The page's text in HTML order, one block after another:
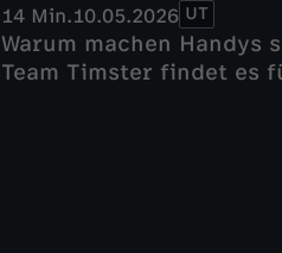
14 Min.10.05.2026 UT
Warum machen Handys
Team Timster findet es